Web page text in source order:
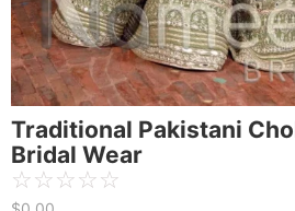
Traditional Pakistani
Bridal Wear
☆☆☆☆☆